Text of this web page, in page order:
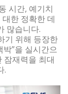
시간, 예기치
한 정확한 데
많습니다.
기 위해 등장한
”을 실시간으
잠재력을 최대
.